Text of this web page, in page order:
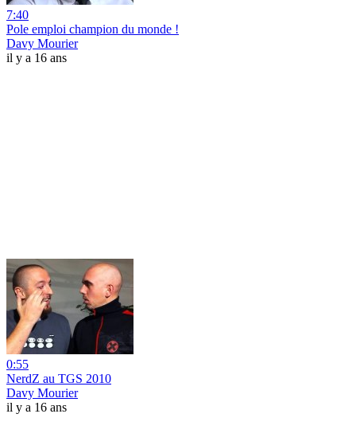
7:40
Pole emploi champion du monde !
Davy Mourier
il y a 16 ans
0:55
NerdZ au TGS 2010
Davy Mourier
il y a 16 ans